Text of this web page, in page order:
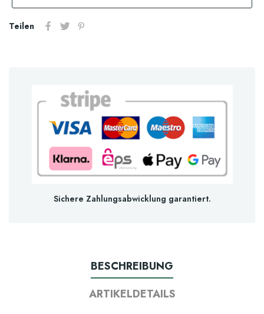
Teilen
Sichere Zahlungsabwicklung garantiert.
BESCHREIBUNG
ARTIKELDETAILS